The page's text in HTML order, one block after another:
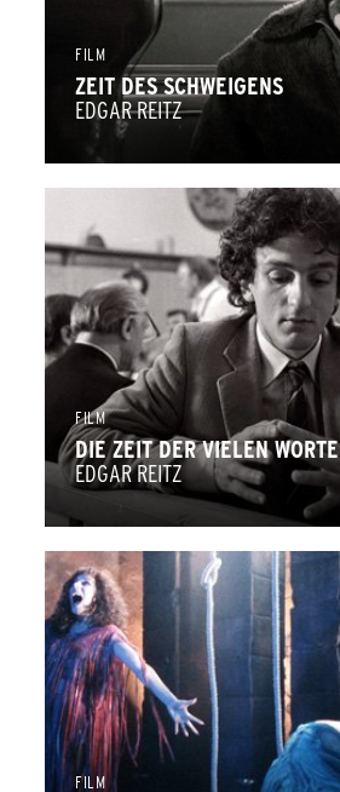
FILM
ZEIT DES SCHWEIGENS
EDGAR REITZ
FILM
DIE ZEIT DER VIELEN WORTE
EDGAR REITZ
FILM